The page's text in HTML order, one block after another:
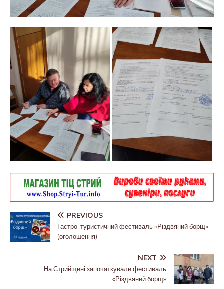
PREVIOUS
Гастро-туристичний фестиваль «Різдвяний борщ»
(оголошення)
NEXT
На Стрийщині започаткували фестиваль
«Різдвяний борщ»